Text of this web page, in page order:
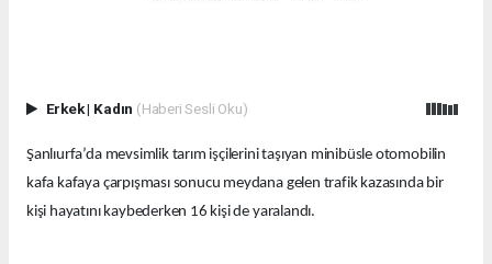
Erkek| Kadın (Haberi Sesli Oku)
Şanlıurfa’da mevsimlik tarım işçilerini taşıyan minibüsle otomobilin
kafa kafaya çarpışması sonucu meydana gelen trafik kazasında bir
kişi hayatını kaybederken 16 kişi de yaralandı.